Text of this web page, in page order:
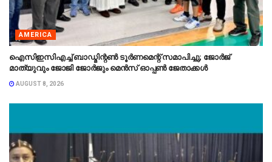
AMERICA
ഐസിഇസിഎച്ച് ബാഡ്മിന്റൺ ടൂർണമെന്റ് സമാപിച്ചു; ജോർജ്
മാത്യുവും ജോജി ജോർജും മെൻസ് ഓപ്പൺ ജേതാക്കൾ
AUGUST 8, 2026